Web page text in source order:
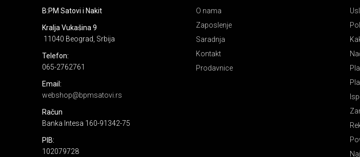
B:PM Satovi i Nakit
Kralja Vukašina 9
11040 Beograd, Srbija
Telefon:
065-2762761
Email:
webshop@bpmsatovi.rs
Račun
Banka Intesa 160-91342-75
PIB:
102079728
O nama
Zaposlenje
Saradnja
Kontakt
Prodavnice